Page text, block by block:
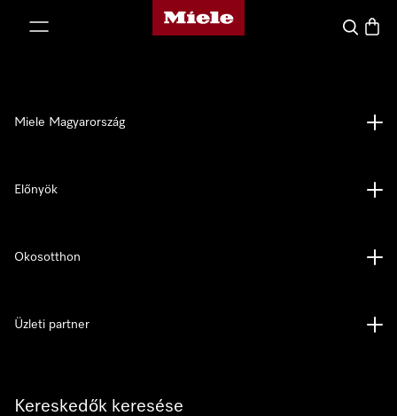
Miele honlapja
Kereses
Kereskedők keresése
Miele Magyarország
Előnyök
Okosotthon
Üzleti partner